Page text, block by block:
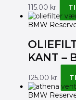
115.00 kr.
BMW
KANT –
125.00 kr.
BMW